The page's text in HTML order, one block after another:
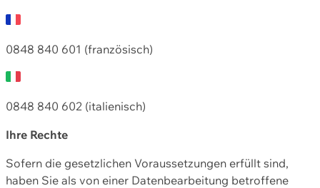
0848 840 601 (französisch)
0848 840 602 (italienisch)
Ihre Rechte
Sofern die gesetzlichen Voraussetzungen erfüllt sind,
haben Sie als von einer Datenbearbeitung betroffene